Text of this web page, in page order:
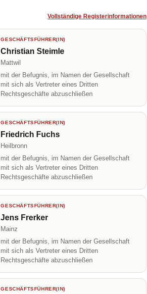
Vollständige Registerinformationen
GESCHÄFTSFÜHRER(IN)
Christian Steimle
Mattwil
mit der Befugnis, im Namen der Gesellschaft
mit sich als Vertreter eines Dritten
Rechtsgeschäfte abzuschließen
GESCHÄFTSFÜHRER(IN)
Friedrich Fuchs
Heilbronn
mit der Befugnis, im Namen der Gesellschaft
mit sich als Vertreter eines Dritten
Rechtsgeschäfte abzuschließen
GESCHÄFTSFÜHRER(IN)
Jens Frerker
Mainz
mit der Befugnis, im Namen der Gesellschaft
mit sich als Vertreter eines Dritten
Rechtsgeschäfte abzuschließen
GESCHÄFTSFÜHRER(IN)